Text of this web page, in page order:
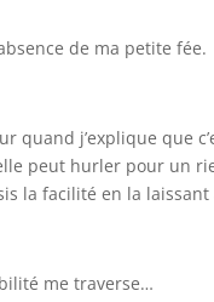
de ma petite fée.
quand j’explique que
peut hurler pour un
la facilité en la laissant
me traverse…